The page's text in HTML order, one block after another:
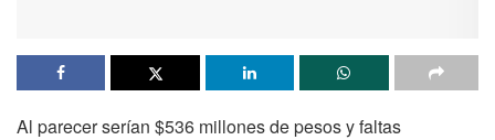
Al parecer serían $536 millones de pesos y faltas